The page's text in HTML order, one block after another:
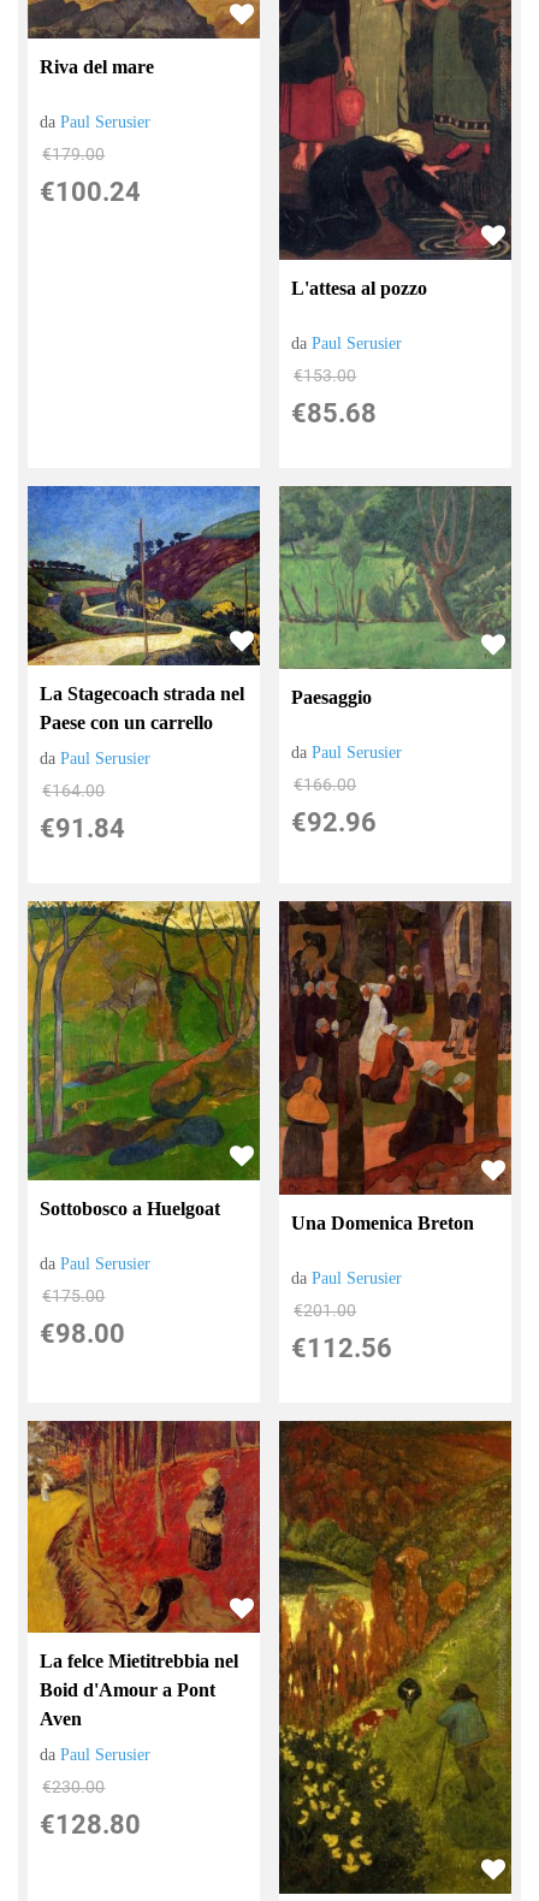
Riva del mare
daPaul Serusier
€179.00
€100.24
L'attesa al pozzo
daPaul Serusier
€153.00
€85.68
La Stagecoach strada nel
Paese con un carrello
daPaul Serusier
€164.00
€91.84
Paesaggio
daPaul Serusier
€166.00
€92.96
Sottobosco a Huelgoat
daPaul Serusier
€175.00
€98.00
Una Domenica Breton
daPaul Serusier
€201.00
€112.56
La felce Mietitrebbia nel
Boid d'Amour a Pont
Aven
daPaul Serusier
€230.00
€128.80